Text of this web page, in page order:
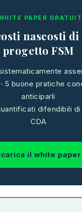
PAPER
nascosti di
progetto FSM
5 buone pratiche
anticiparli
difendibili
CDA
il white paper